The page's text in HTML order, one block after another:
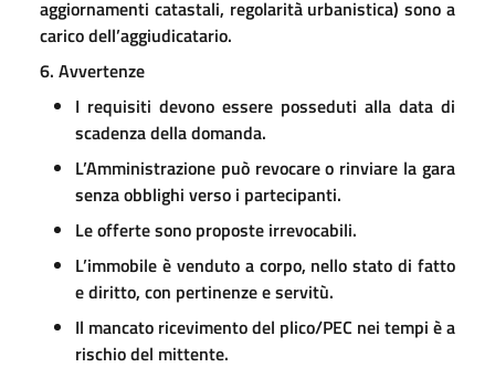
aggiornamenti catastali, regolarità urbanistica) sono a
carico dell’aggiudicatario.
6. Avvertenze
I requisiti devono essere posseduti alla data di
scadenza della domanda.
L’Amministrazione può revocare o rinviare la gara
senza obblighi verso i partecipanti.
Le offerte sono proposte irrevocabili.
L’immobile è venduto a corpo, nello stato di fatto
e diritto, con pertinenze e servitù.
Il mancato ricevimento del plico/PEC nei tempi è a
rischio del mittente.